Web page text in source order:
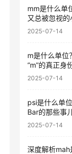
mm是什么单
又总被忽视的
2025-07-14
m是什么单位
“m”的真正身
2025-07-14
psi是什么单
Bar的那些事
2025-07-14
深度解析mah